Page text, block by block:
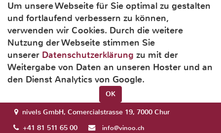
Um unsere Webseite für Sie optimal zu gestalten
und fortlaufend verbessern zu können,
verwenden wir Cookies. Durch die weitere
Nutzung der Webseite stimmen Sie
unserer Datenschutzerklärung zu mit der
Weitergabe von Daten an unseren Hoster und an
den Dienst Analytics von Google.
OK
nivels GmbH, Comercialstrasse 19, 7000 Chur
+41 81 511 65 00
info@vinoo.ch